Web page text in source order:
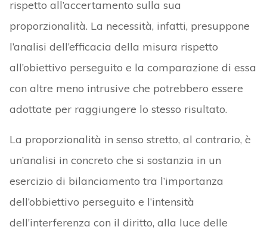
rispetto all’accertamento sulla sua
proporzionalità. La necessità, infatti, presuppone
l’analisi dell’efficacia della misura rispetto
all’obiettivo perseguito e la comparazione di essa
con altre meno intrusive che potrebbero essere
adottate per raggiungere lo stesso risultato.
La proporzionalità in senso stretto, al contrario, è
un’analisi in concreto che si sostanzia in un
esercizio di bilanciamento tra l’importanza
dell’obbiettivo perseguito e l’intensità
dell’interferenza con il diritto, alla luce delle